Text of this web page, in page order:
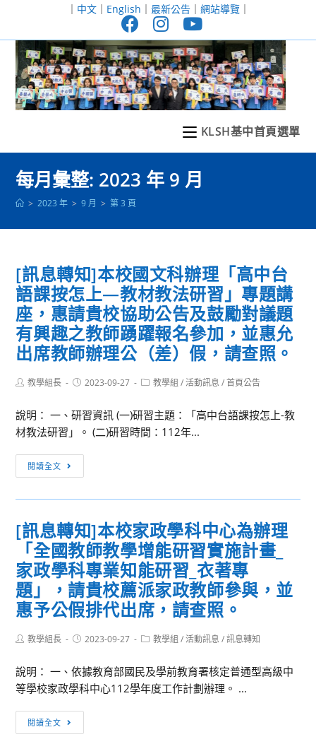
至
｜ 中文｜ English ｜ 最新公告｜ 網站導覽｜
KLSH基中首頁選單
每月彙整: 2023 年 9 月
> 2023 年 > 9 月 > 第 3 頁
[訊息轉知]本校國文科辦理「高中台
語課按怎上—教材教法研習」專題講
座，惠請貴校協助公告及鼓勵對議題
有興趣之教師踴躍報名參加，並惠允
出席教師辦理公（差）假，請查照。
Post教學組長
Post2023-09-27
Post教學組 / 活動訊息 / 首頁公告
說明： 一、研習資訊 (一)研習主題：「高中台語課按怎上-教
材教法研習」。 (二)研習時間：112年...
閱讀全文
息
轉
本
校
國
文
科
辦
中
台
按
[訊息轉知]本校家政學科中心為辦理
「全國教師教學增能研習實施計畫_
家政學科專業知能研習_衣著專
題」，請貴校薦派家政教師參與，並
惠予公假排代出席，請查照。
Post教學組長
Post2023-09-27
Post教學組 / 活動訊息 / 訊息轉知
說明： 一、依據教育部國民及學前教育署核定普通型高級中
等學校家政學科中心112學年度工作計劃辦理。 ...
閱讀全文
息